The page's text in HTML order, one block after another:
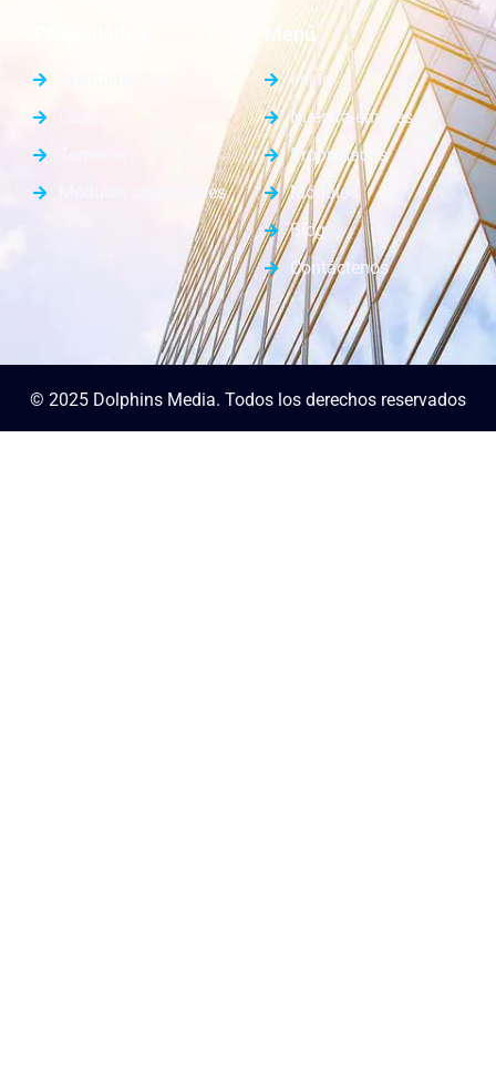
Módulos comerciales
Menú
Inicio
Nuestra empresa
Propiedades
Módulos
Blog
Contáctenos
© 2025 Dolphins Media. Todos los derechos reservados